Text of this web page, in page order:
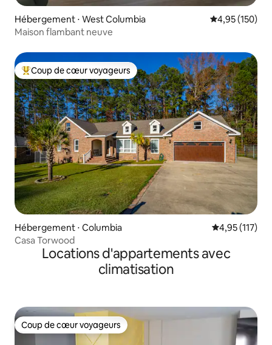
Hébergement ⋅ West Columbia Évaluation
4,95 (150)
Maison flambant neuve
Coups de cœur voyageurs les plus appréciés
Coup de cœur voyageurs
Hébergement ⋅ Columbia Évaluation
4,95 (117)
Casa Torwood
Locations d'appartements avec
climatisation
Coup de cœur voyageurs
Coup de cœur voyageurs